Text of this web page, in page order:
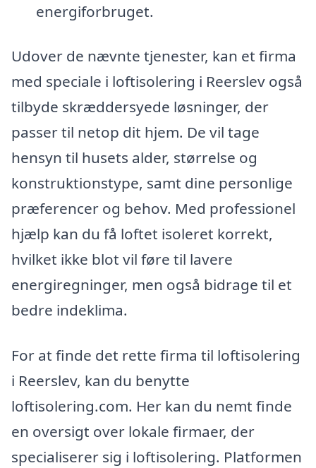
energiforbruget.
Udover de nævnte tjenester, kan et firma
med speciale i loftisolering i Reerslev også
tilbyde skræddersyede løsninger, der
passer til netop dit hjem. De vil tage
hensyn til husets alder, størrelse og
konstruktionstype, samt dine personlige
præferencer og behov. Med professionel
hjælp kan du få loftet isoleret korrekt,
hvilket ikke blot vil føre til lavere
energiregninger, men også bidrage til et
bedre indeklima.
For at finde det rette firma til loftisolering
i Reerslev, kan du benytte
loftisolering.com. Her kan du nemt finde
en oversigt over lokale firmaer, der
specialiserer sig i loftisolering. Platformen